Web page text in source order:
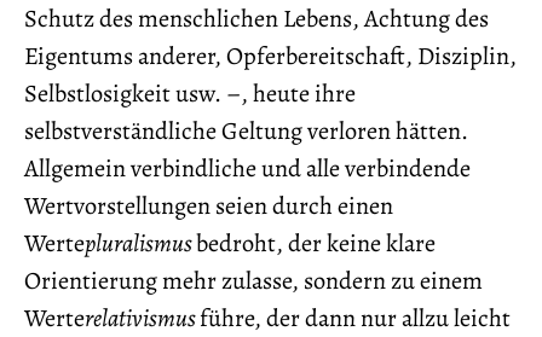
Schutz des menschlichen Lebens, Achtung des
Eigentums anderer, Opferbereitschaft, Disziplin,
Selbstlosigkeit usw. –, heute ihre
selbstverständliche Geltung verloren hätten.
Allgemein verbindliche und alle verbindende
Wertvorstellungen seien durch einen
Wertepluralismusbedroht, der keine klare
Orientierung mehr zulasse, sondern zu einem
Werterelativismusführe, der dann nur allzu leicht